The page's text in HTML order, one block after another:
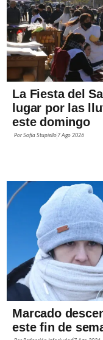
La Fiesta del
lugar por las
este domingo
PorSofía Stupiello 7 Ago 2026
Marcado
este fin de